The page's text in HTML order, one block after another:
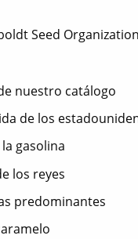
Seed
nuestro catálogo
de los
gasolina
los reyes
predominantes